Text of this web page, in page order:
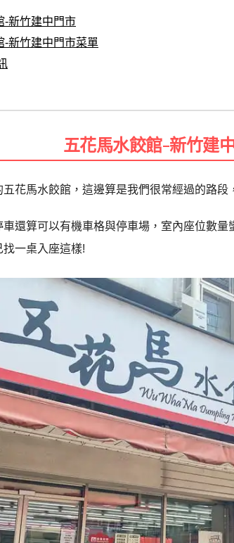
-新竹建中門市
-新竹建中門市菜單
五花馬水餃館-新竹建
花馬水餃館，這邊算是我們很常經過的路段
車還算可以有機車格與停車場，室內座位數
一桌入座這樣!